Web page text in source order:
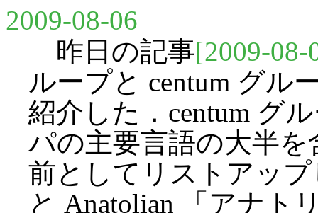
2009-08-06
昨日の記事[2009-08-
ループと centum グル
紹介した．centum グ
パの主要言語の大半
前としてリストアップ
と Anatolian 「アナト